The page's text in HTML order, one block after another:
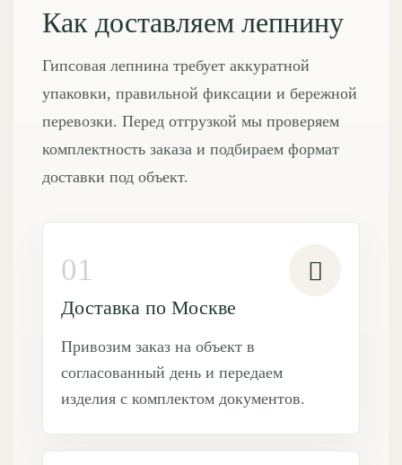
Как доставляем лепнину
Гипсовая лепнина требует аккуратной
упаковки, правильной фиксации и бережной
перевозки. Перед отгрузкой мы проверяем
комплектность заказа и подбираем формат
доставки под объект.
01
Доставка по Москве
Привозим заказ на объект в
согласованный день и передаем
изделия с комплектом документов.